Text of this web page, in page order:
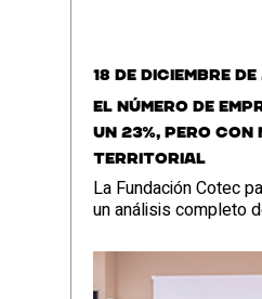
18 de diciembre de
El número de
un 23%, pero
territorial
La Fundación Cotec
un análisis completo